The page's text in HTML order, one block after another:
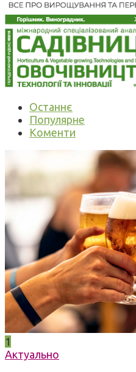
Останнє
Популярне
Коменти
1
Актуально